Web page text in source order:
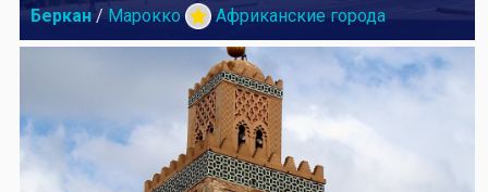
Беркан / Марокко Африканские города